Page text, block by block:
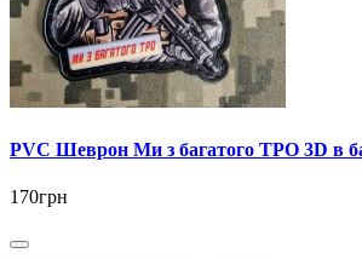
PVC Шеврон Ми з багатого ТРО 3D в
170грн